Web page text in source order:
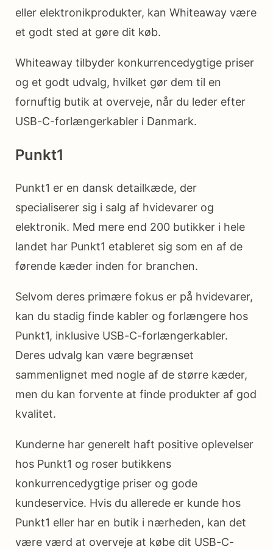
eller elektronikprodukter, kan Whiteaway være
et godt sted at gøre dit køb.
Whiteaway tilbyder konkurrencedygtige priser
og et godt udvalg, hvilket gør dem til en
fornuftig butik at overveje, når du leder efter
USB-C-forlængerkabler i Danmark.
Punkt1
Punkt1 er en dansk detailkæde, der
specialiserer sig i salg af hvidevarer og
elektronik. Med mere end 200 butikker i hele
landet har Punkt1 etableret sig som en af de
førende kæder inden for branchen.
Selvom deres primære fokus er på hvidevarer,
kan du stadig finde kabler og forlængere hos
Punkt1, inklusive USB-C-forlængerkabler.
Deres udvalg kan være begrænset
sammenlignet med nogle af de større kæder,
men du kan forvente at finde produkter af god
kvalitet.
Kunderne har generelt haft positive oplevelser
hos Punkt1 og roser butikkens
konkurrencedygtige priser og gode
kundeservice. Hvis du allerede er kunde hos
Punkt1 eller har en butik i nærheden, kan det
være værd at overveje at købe dit USB-C-